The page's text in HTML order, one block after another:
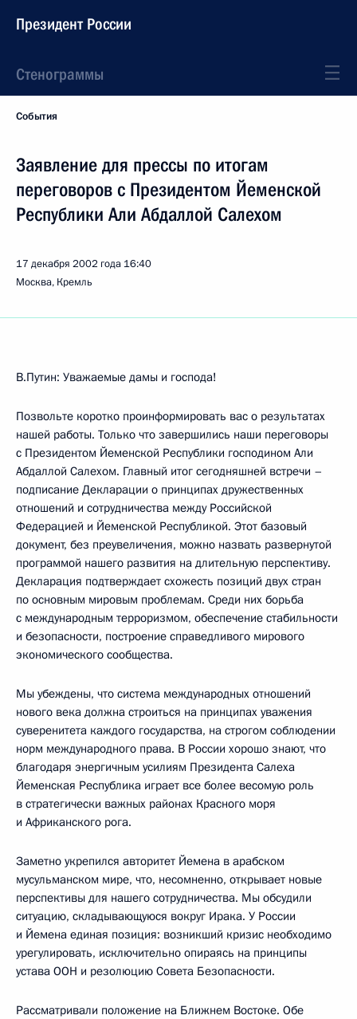
Президент России
Стенограммы
События
Заявление для прессы по итогам
переговоров с Президентом Йеменской
Республики Али Абдаллой Салехом
17 декабря 2002 года 16:40
Москва, Кремль
В.Путин: Уважаемые дамы и господа!
Позвольте коротко проинформировать вас о результатах
нашей работы. Только что завершились наши переговоры
с Президентом Йеменской Республики господином Али
Абдаллой Салехом. Главный итог сегодняшней встречи –
подписание Декларации о принципах дружественных
отношений и сотрудничества между Российской
Федерацией и Йеменской Республикой. Этот базовый
документ, без преувеличения, можно назвать развернутой
программой нашего развития на длительную перспективу.
Декларация подтверждает схожесть позиций двух стран
по основным мировым проблемам. Среди них борьба
с международным терроризмом, обеспечение стабильности
и безопасности, построение справедливого мирового
экономического сообщества.
Мы убеждены, что система международных отношений
нового века должна строиться на принципах уважения
суверенитета каждого государства, на строгом соблюдении
норм международного права. В России хорошо знают, что
благодаря энергичным усилиям Президента Салеха
Йеменская Республика играет все более весомую роль
в стратегически важных районах Красного моря
и Африканского рога.
Заметно укрепился авторитет Йемена в арабском
мусульманском мире, что, несомненно, открывает новые
перспективы для нашего сотрудничества. Мы обсудили
ситуацию, складывающуюся вокруг Ирака. У России
и Йемена единая позиция: возникший кризис необходимо
урегулировать, исключительно опираясь на принципы
устава ООН и резолюцию Совета Безопасности.
Рассматривали положение на Ближнем Востоке. Обе